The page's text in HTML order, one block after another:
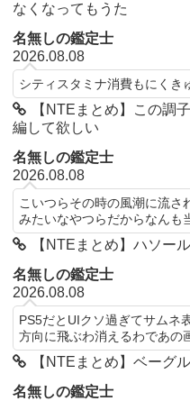
なくなってもうた
名無しの鑑定士
2026.08.08
シティスタミナ消費もにくき
【NTEまとめ】この調
編して欲しい
名無しの鑑定士
2026.08.08
こいつらその時の風潮に流さ
みたいなやつらだからなんも
【NTEまとめ】ハソー
名無しの鑑定士
2026.08.08
PS5だとUIクソ過ぎてサムネ
方向に飛ぶわ消えるわであの
【NTEまとめ】ベーグ
名無しの鑑定士